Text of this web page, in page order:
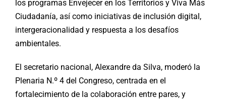
los programas Envejecer en los Territorios y Viva Más
Ciudadanía, así como iniciativas de inclusión digital,
intergeracionalidad y respuesta a los desafíos
ambientales.
El secretario nacional, Alexandre da Silva, moderó la
Plenaria N.º 4 del Congreso, centrada en el
fortalecimiento de la colaboración entre pares, y